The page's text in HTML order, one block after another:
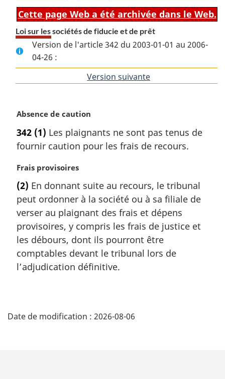
Cette page Web a été archivée dans le Web.
Loi sur les sociétés de fiducie et de prêt
Version de l'article 342 du 2003-01-01 au 2006-
04-26 :
Version suivante
N
t
e
a
r
g
i
n
a
l
e
:
Absence de caution
342 (1) Les plaignants ne sont pas tenus de
fournir caution pour les frais de recours.
N
t
e
m
a
r
g
i
n
Frais provisoires
(2) En donnant suite au recours, le tribunal
peut ordonner à la société ou à sa filiale de
verser au plaignant des frais et dépens
provisoires, y compris les frais de justice et
les débours, dont ils pourront être
comptables devant le tribunal lors de
l’adjudication définitive.
é
Date de modification : 2026-08-06